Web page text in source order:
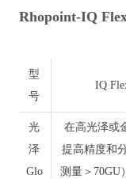
Rhopoint-IQ
型
号
IQ
光
泽
Glo
在高光泽或
提高精度和
测量＞70GU